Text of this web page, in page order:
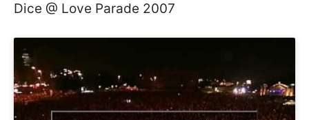
Dice @ Love Parade 2007